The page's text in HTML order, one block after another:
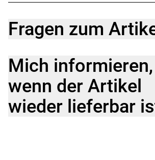
Fragen zum
Mich informieren,
wenn der Artikel
wieder lieferbar